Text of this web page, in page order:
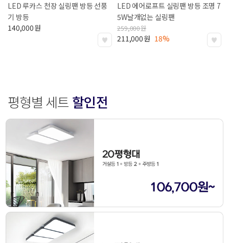
LED 루카스 천장 실링팬 방등 선풍
기 방등
140,000원
LED 에어로프트 실링팬 방등 조명 7
5W날개없는 실링팬
259,000원
211,000원 18%
평형별 세트 할인전